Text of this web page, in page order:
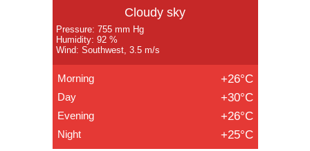
Cloudy sky
Pressure: 755 mm Hg
Humidity: 92 %
Wind: Southwest, 3.5 m/s
Morning +26°C
Day +30°C
Evening +26°C
Night +25°C